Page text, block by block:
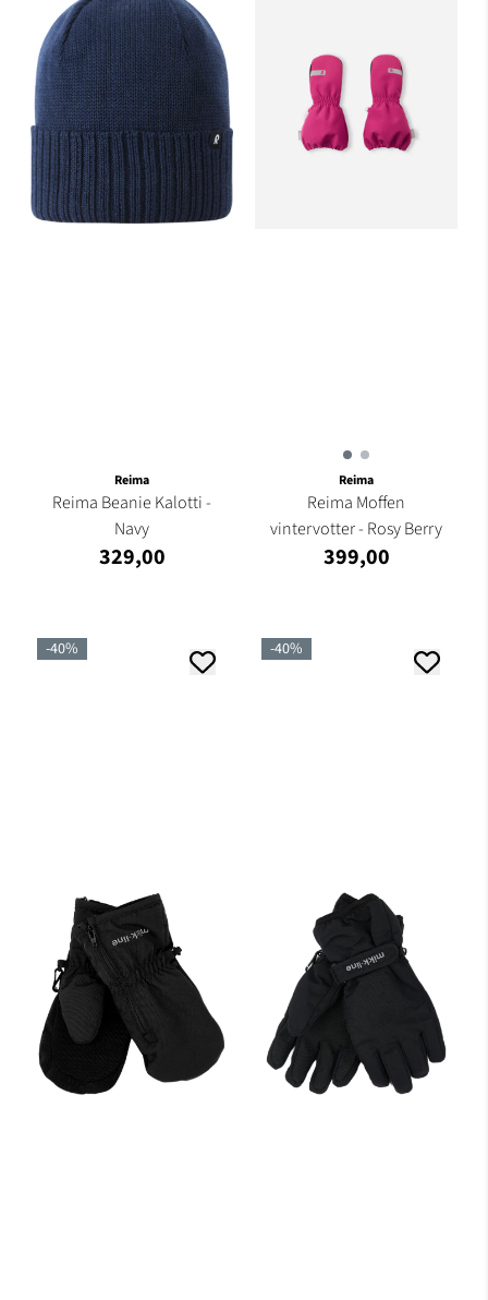
Reima
Reima Beanie Kalotti -
Navy
329,00
Reima
Reima Moffen
vintervotter - Rosy Berry
399,00
-40% -40%